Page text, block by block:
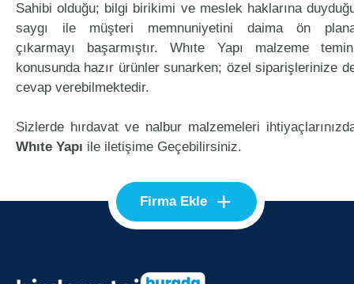
Sahibi olduğu; bilgi birikimi ve meslek haklarına
saygı ile müşteri memnuniyetini daima ön
çıkarmayı başarmıştır. Whıte Yapı malzeme
konusunda hazır ürünler sunarken; özel siparişlerinize
cevap verebilmektedir.
Sizlerde hırdavat ve nalbur malzemeleri
Whıte Yapı ile iletişime Geçebilirsiniz.
Firma Ekle +